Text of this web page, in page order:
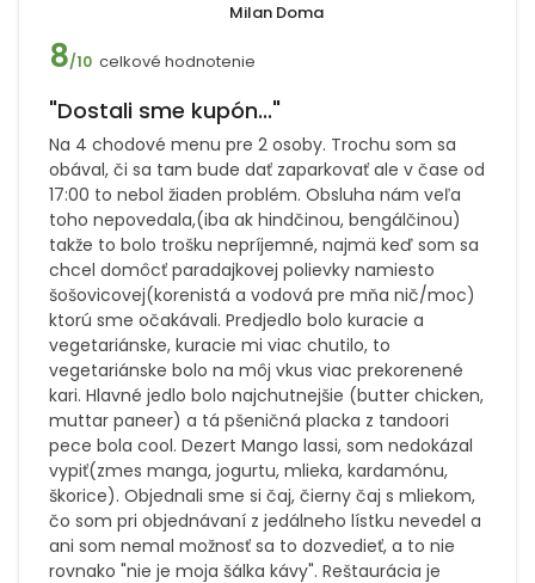
Milan Doma
8/10 celkové hodnotenie
"Dostali sme kupón..."
Na 4 chodové menu pre 2 osoby. Trochu som sa
obával, či sa tam bude dať zaparkovať ale v čase od
17:00 to nebol žiaden problém. Obsluha nám veľa
toho nepovedala,(iba ak hindčinou, bengálčinou)
takže to bolo trošku nepríjemné, najmä keď som sa
chcel domôcť paradajkovej polievky namiesto
šošovicovej(korenistá a vodová pre mňa nič/moc)
ktorú sme očakávali. Predjedlo bolo kuracie a
vegetariánske, kuracie mi viac chutilo, to
vegetariánske bolo na môj vkus viac prekorenené
kari. Hlavné jedlo bolo najchutnejšie (butter chicken,
muttar paneer) a tá pšeničná placka z tandoori
pece bola cool. Dezert Mango lassi, som nedokázal
vypiť(zmes manga, jogurtu, mlieka, kardamónu,
škorice). Objednali sme si čaj, čierny čaj s mliekom,
čo som pri objednávaní z jedálneho lístku nevedel a
ani som nemal možnosť sa to dozvedieť, a to nie
rovnako "nie je moja šálka kávy". Reštaurácia je